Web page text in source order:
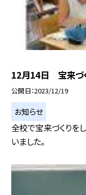
12月14日 宝来づ
公開日 2023/12/19
お知らせ
全校で宝来づくりを
いました。